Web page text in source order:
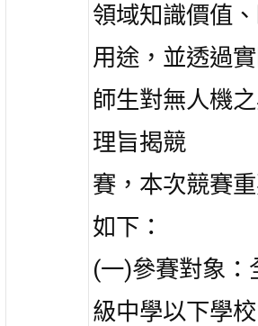
領域知識價值
用途，並透過
師生對無人機
理旨揭競
賽，本次競賽
如下：
(一)參賽對象：
級中學以下學